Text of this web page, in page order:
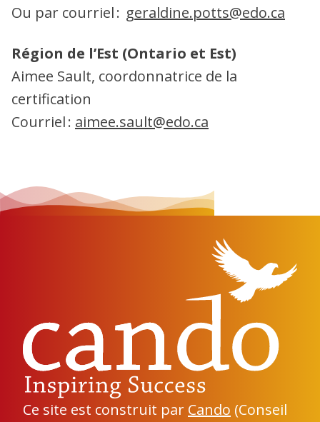
Ou par courriel : geraldine.potts@edo.ca
Région de l’Est (Ontario et Est)
Aimee Sault, coordonnatrice de la
certification
Courriel : aimee.sault@edo.ca
Ce site est construit par Cando (Conseil